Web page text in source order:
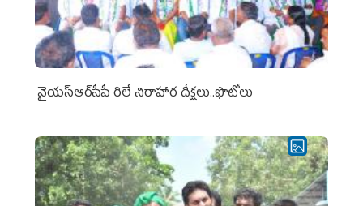
వైయ‌స్ఆర్‌సీపీ రిలే నిరాహార దీక్షలు..ఫొటోలు